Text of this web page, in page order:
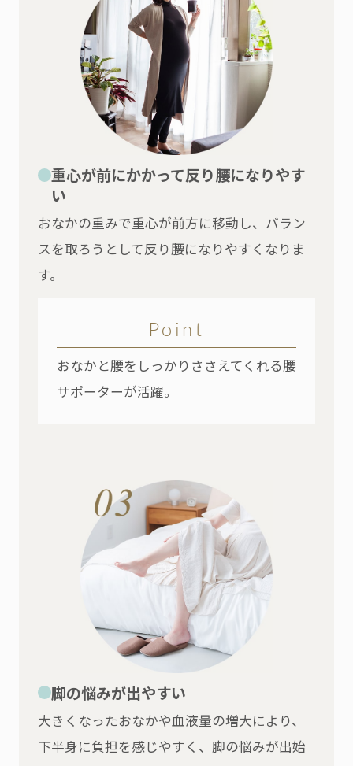
重心が前にかかって反り腰になりやす
い
おなかの重みで重心が前方に移動し、バラン
スを取ろうとして反り腰になりやすくなりま
す。
Point
おなかと腰をしっかりささえてくれる腰
サポーターが活躍。
脚の悩みが出やすい
大きくなったおなかや血液量の増大により、
下半身に負担を感じやすく、脚の悩みが出始